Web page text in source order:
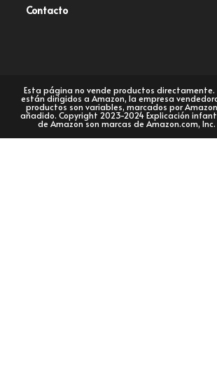
Contacto
Esta página no vende productos directamente.
están dirigidos a Amazon, la empresa
productos son variables, marcados por
añadido. Copyright 2023-2024 Explicación
de Amazon son marcas de Amazon.com,